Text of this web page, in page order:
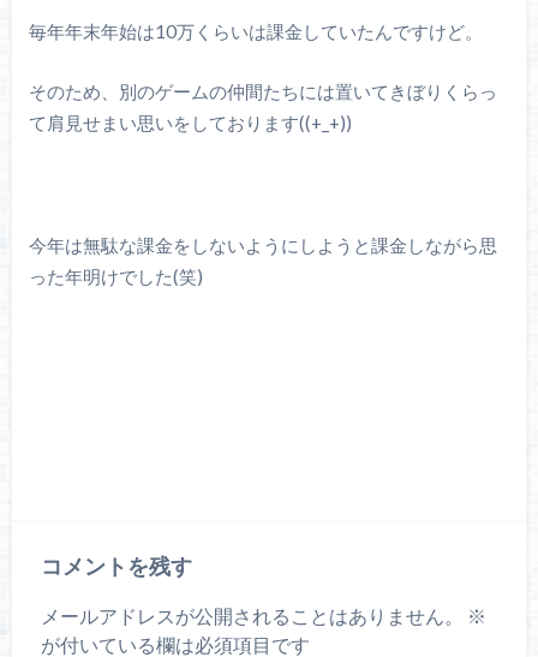
毎年年末年始は10万くらいは課金していたんですけど。
そのため、別のゲームの仲間たちには置いてきぼりくらっ
て肩見せまい思いをしております((+_+))
今年は無駄な課金をしないようにしようと課金しながら思
った年明けでした(笑)
コメントを残す
メールアドレスが公開されることはありません。
※
が付いている欄は必須項目です